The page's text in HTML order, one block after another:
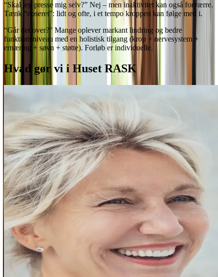
“Skal jeg presse mig selv?” Nej – men inaktivitet kan også forværre.
Tænk “doseret”: lidt og ofte, i et tempo kroppen kan følge med i.
“Går det over?” Mange oplever markant lindring og bedre
funktionsniveau med en holistisk tilgang (krop + nervesystem +
ernæring + søvn + støtte). Forløb er individuelle.
Hvad gør vi i Huset RASK